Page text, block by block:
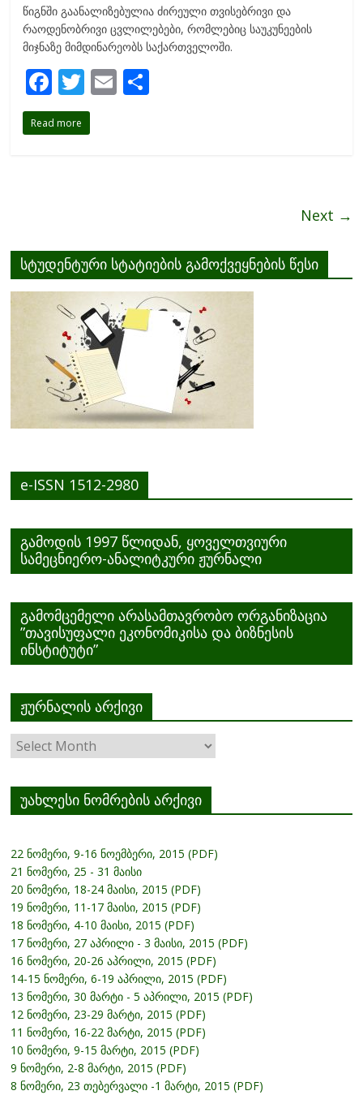
წიგნში გაანალიზებულია ძირეული თვისებრივი და
რაოდენობრივი ცვლილებები, რომლებიც საუკუნეების
მიჯნაზე მიმდინარეობს საქართველოში.
F
ac
e
T
w
itt
E
Read more
Next →
სტუდენტური სტატიების გამოქვეყნების წესი
e-ISSN 1512-2980
გამოდის 1997 წლიდან, ყოველთვიური
სამეცნიერო-ანალიტკური ჟურნალი
გამომცემელი არასამთავრობო ორგანიზაცია
”თავისუფალი ეკონომიკისა და ბიზნესის
ინსტიტუტი”
ჟურნალის არქივი
ჟურნალის
არქივი
უახლესი ნომრების არქივი
22 ნომერი, 9-16 ნოემბერი, 2015 (PDF)
21 ნომერი, 25 - 31 მაისი
20 ნომერი, 18-24 მაისი, 2015 (PDF)
19 ნომერი, 11-17 მაისი, 2015 (PDF)
18 ნომერი, 4-10 მაისი, 2015 (PDF)
17 ნომერი, 27 აპრილი - 3 მაისი, 2015 (PDF)
16 ნომერი, 20-26 აპრილი, 2015 (PDF)
14-15 ნომერი, 6-19 აპრილი, 2015 (PDF)
13 ნომერი, 30 მარტი - 5 აპრილი, 2015 (PDF)
12 ნომერი, 23-29 მარტი, 2015 (PDF)
11 ნომერი, 16-22 მარტი, 2015 (PDF)
10 ნომერი, 9-15 მარტი, 2015 (PDF)
9 ნომერი, 2-8 მარტი, 2015 (PDF)
8 ნომერი, 23 თებერვალი -1 მარტი, 2015 (PDF)